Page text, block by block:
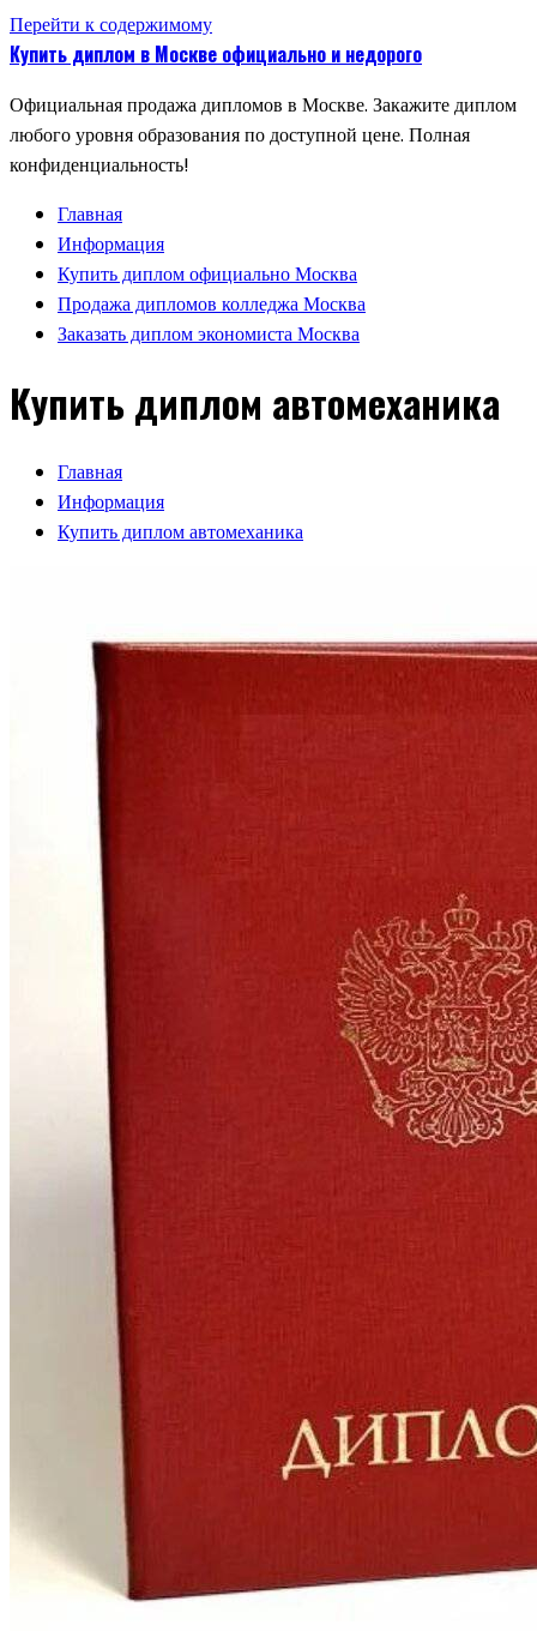
Перейти к содержимому
Купить диплом в Москве официально и недорого
Официальная продажа дипломов в Москве. Закажите диплом
любого уровня образования по доступной цене. Полная
конфиденциальность!
Главная
Информация
Купить диплом официально Москва
Продажа дипломов колледжа Москва
Заказать диплом экономиста Москва
Купить диплом автомеханика
Главная
Информация
Купить диплом автомеханика